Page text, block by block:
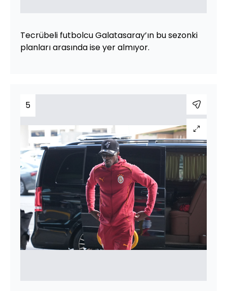
Tecrübeli futbolcu Galatasaray’ın bu sezonki
planları arasında ise yer almıyor.
5